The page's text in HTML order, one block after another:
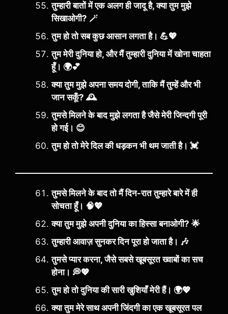
तुम्हारी बातों में एक अलग ही जादू है, क्या तुम मुझे
सिखाओगी? 🪄
तुम हो तो सब कुछ आसान लगता है। 💪💖
तुम मेरी दुनिया हो, और मैं तुम्हारी दुनिया में खोना चाहता
हूँ। 🌍💕
क्या तुम मुझे अपना समय दोगी, ताकि मैं तुम्हें और भी
जान सकूँ? 🕰️
तुमसे मिलने के बाद मुझे लगता है जैसे मेरी जिन्दगी पूरी
हो गई। 😊
तुम हो तो मेरे दिल की धड़कन भी थम जाती है। 💓
तुमसे मिलने के बाद तो मैं दिन-रात तुम्हारे बारे में ही
सोचता हूँ। 🧠💖
क्या तुम मुझे अपनी दुनिया का हिस्सा बनाओगी? 🌟
तुम्हारी आवाज़ सुनकर दिन पूरा हो जाता है। 🎶
तुमसे प्यार करना, जैसे सबसे खूबसूरत ख्वाबों का सच
होना। 💭💖
तुम हो तो दुनिया की सारी खुशियाँ मेरी हैं। 🌍💖
क्या तुम मेरे साथ अपनी जिंदगी का एक खूबसूरत पल